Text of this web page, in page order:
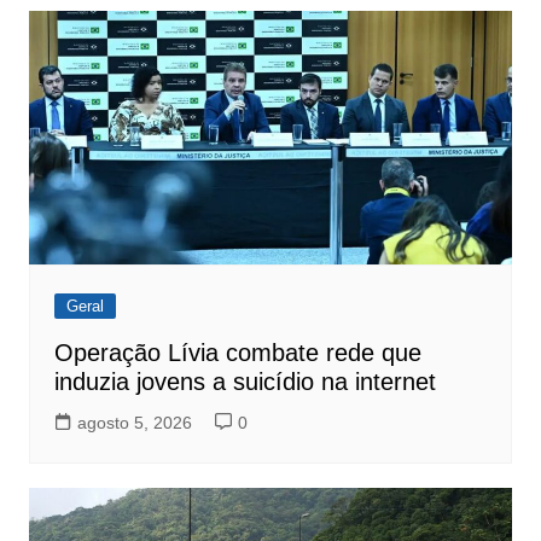
Geral
Operação Lívia combate rede que
induzia jovens a suicídio na internet
agosto 5, 2026 0